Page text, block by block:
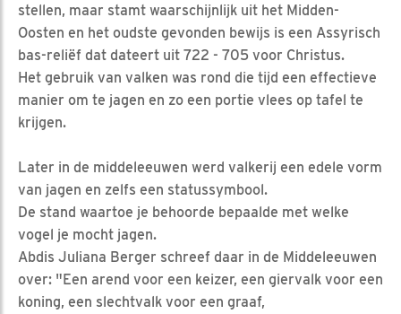
stellen, maar stamt waarschijnlijk uit het Midden-
Oosten en het oudste gevonden bewijs is een Assyrisch
bas-reliëf dat dateert uit 722 - 705 voor Christus.
Het gebruik van valken was rond die tijd een effectieve
manier om te jagen en zo een portie vlees op tafel te
krijgen.
Later in de middeleeuwen werd valkerij een edele vorm
van jagen en zelfs een statussymbool.
De stand waartoe je behoorde bepaalde met welke
vogel je mocht jagen.
Abdis Juliana Berger schreef daar in de Middeleeuwen
over: "Een arend voor een keizer, een giervalk voor een
koning, een slechtvalk voor een graaf,